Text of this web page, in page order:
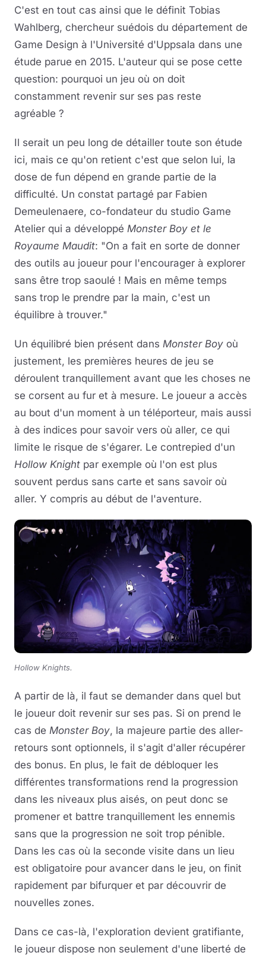
C'est en tout cas ainsi que le définit Tobias
Wahlberg, chercheur suédois du département de
Game Design à l'Université d'Uppsala dans une
étude parue en 2015. L'auteur qui se pose cette
question: pourquoi un jeu où on doit
constamment revenir sur ses pas reste
agréable ?
Il serait un peu long de détailler toute son étude
ici, mais ce qu'on retient c'est que selon lui, la
dose de fun dépend en grande partie de la
difficulté. Un constat partagé par Fabien
Demeulenaere, co-fondateur du studio Game
Atelier qui a développé Monster Boy et le
Royaume Maudit: "On a fait en sorte de donner
des outils au joueur pour l'encourager à explorer
sans être trop saoulé ! Mais en même temps
sans trop le prendre par la main, c'est un
équilibre à trouver."
Un équilibré bien présent dans Monster Boy où
justement, les premières heures de jeu se
déroulent tranquillement avant que les choses ne
se corsent au fur et à mesure. Le joueur a accès
au bout d'un moment à un téléporteur, mais aussi
à des indices pour savoir vers où aller, ce qui
limite le risque de s'égarer. Le contrepied d'un
Hollow Knight par exemple où l'on est plus
souvent perdus sans carte et sans savoir où
aller. Y compris au début de l'aventure.
Hollow Knights.
A partir de là, il faut se demander dans quel but
le joueur doit revenir sur ses pas. Si on prend le
cas de Monster Boy, la majeure partie des aller-
retours sont optionnels, il s'agit d'aller récupérer
des bonus. En plus, le fait de débloquer les
différentes transformations rend la progression
dans les niveaux plus aisés, on peut donc se
promener et battre tranquillement les ennemis
sans que la progression ne soit trop pénible.
Dans les cas où la seconde visite dans un lieu
est obligatoire pour avancer dans le jeu, on finit
rapidement par bifurquer et par découvrir de
nouvelles zones.
Dans ce cas-là, l'exploration devient gratifiante,
le joueur dispose non seulement d'une liberté de